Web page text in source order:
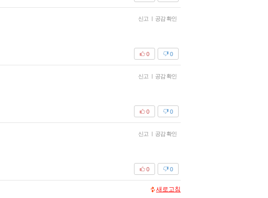
신고 | 공감 확인
0
0
신고 | 공감 확인
0
0
신고 | 공감 확인
0
0
새로고침